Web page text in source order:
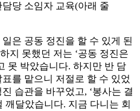
당 소임자 교육(아래 줄
은 공동 정진을 할 수 있게 된
지 못했던 저는 ‘공동 정진은
못 박았습니다. 하지만 반 담
를 맡으니 저절로 할 수 있었
습관을 바꾸었고, ‘봉사는 결
깨달았습니다. 지금 다니는 회